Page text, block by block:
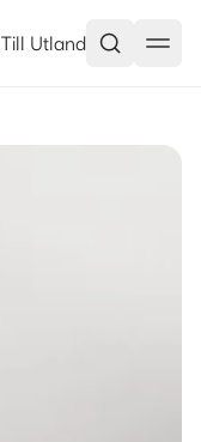
Till Utland